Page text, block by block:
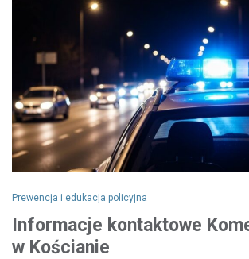
Prewencja i edukacja policyjna
Informacje kontaktowe
w Kościanie